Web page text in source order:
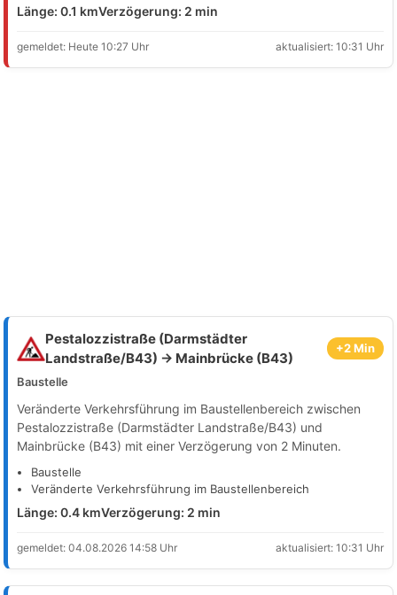
Länge: 0.1 kmVerzögerung: 2 min
gemeldet: Heute 10:27 Uhr aktualisiert: 10:31 Uhr
Pestalozzistraße (Darmstädter
Landstraße/B43) → Mainbrücke (B43)
+2 Min
Baustelle
Veränderte Verkehrsführung im Baustellenbereich zwischen
Pestalozzistraße (Darmstädter Landstraße/B43) und
Mainbrücke (B43) mit einer Verzögerung von 2 Minuten.
Baustelle
Veränderte Verkehrsführung im Baustellenbereich
Länge: 0.4 kmVerzögerung: 2 min
gemeldet: 04.08.2026 14:58 Uhr aktualisiert: 10:31 Uhr